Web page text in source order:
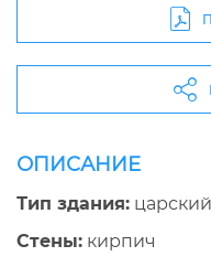
ОПИСАНИЕ
Тип здания: царский
Стены: кирпич